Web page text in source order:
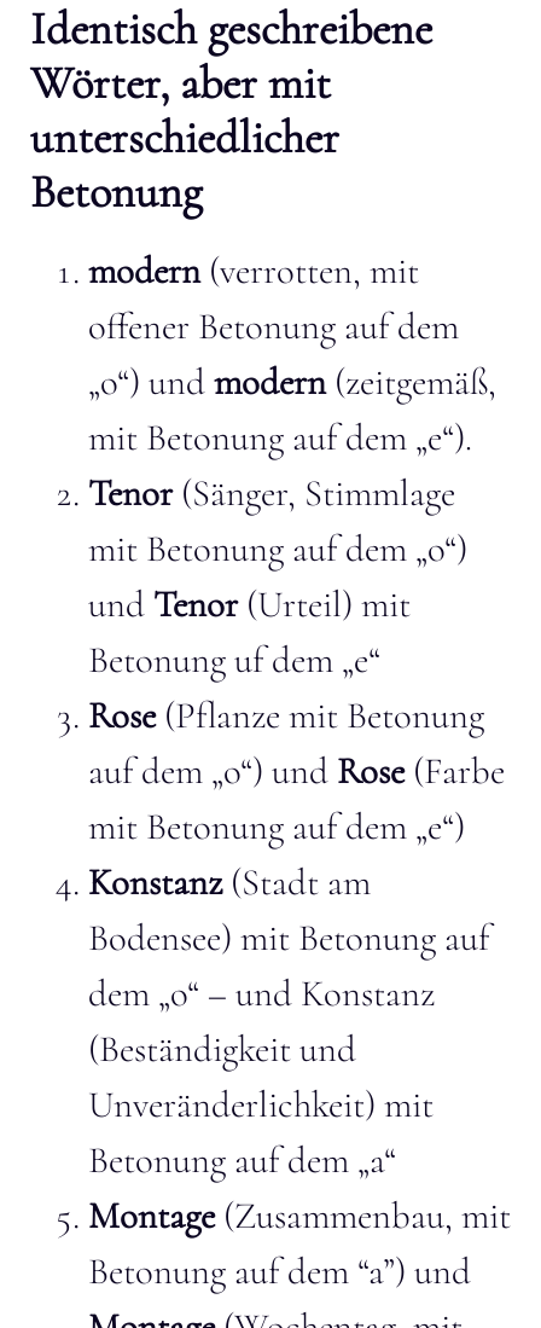
Identisch geschreibene
Wörter, aber mit
unterschiedlicher
Betonung
modern(verrotten, mit
offener Betonung auf dem
„o“) undmodern(zeitgemäß,
mit Betonung auf dem „e“).
Tenor (Sänger, Stimmlage
mit Betonung auf dem „o“)
und Tenor (Urteil) mit
Betonung uf dem „e“
Rose(Pflanze mit Betonung
auf dem „o“) und Rose(Farbe
mit Betonung auf dem „e“)
Konstanz (Stadt am
Bodensee) mit Betonung auf
dem „o“ – und Konstanz
(Beständigkeit und
Unveränderlichkeit) mit
Betonung auf dem „a“
Montage(Zusammenbau, mit
Betonung auf dem “a”) und